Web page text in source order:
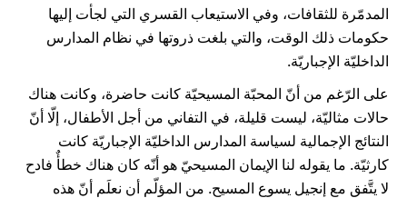
المدمّرة للثقافات، وفي الاستيعاب القسري التي لجأت إليها
حكومات ذلك الوقت، والتي بلغت ذروتها في نظام المدارس
الداخليّة الإجباريّة.
على الرّغم من أنّ المحبّة المسيحيّة كانت حاضرة، وكانت هناك
حالات مثاليّة، ليست قليلة، في التفاني من أجل الأطفال، إلّا أنّ
النتائج الإجمالية لسياسة المدارس الداخليّة الإجباريّة كانت
كارثيّة. ما يقوله لنا الإيمان المسيحيّ هو أنّه كان هناك خطأٌ فادح
لا يتَّفق مع إنجيل يسوع المسيح. من المؤلّم أن نعلَم أنّ هذه